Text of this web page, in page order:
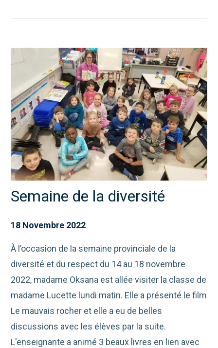
Semaine de la diversité
18 Novembre 2022
À l’occasion de la semaine provinciale de la
diversité et du respect du 14 au 18 novembre
2022, madame Oksana est allée visiter la classe de
madame Lucette lundi matin. Elle a présenté le film
Le mauvais rocher et elle a eu de belles
discussions avec les élèves par la suite.
L'enseignante a animé 3 beaux livres en lien avec